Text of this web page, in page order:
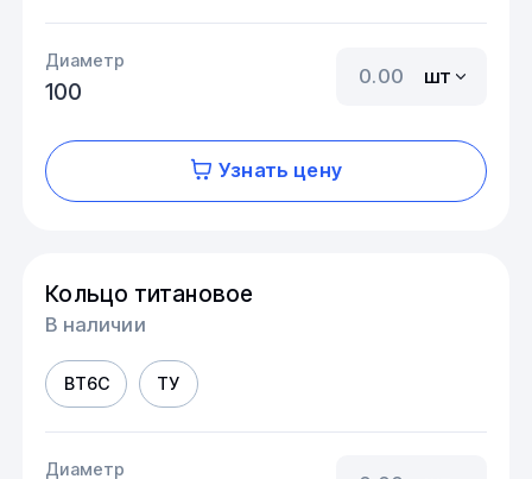
Диаметр
100
шт
Узнать цену
Кольцо титановое
В наличии
ВТ6С ТУ
Диаметр